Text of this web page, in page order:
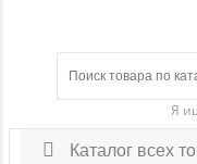
Я
Каталог всех